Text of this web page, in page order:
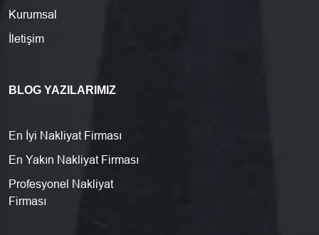
Kurumsal
İletişim
BLOG YAZILARIMIZ
En İyi Nakliyat Firması
En Yakın Nakliyat Firması
Profesyonel Nakliyat
Firması